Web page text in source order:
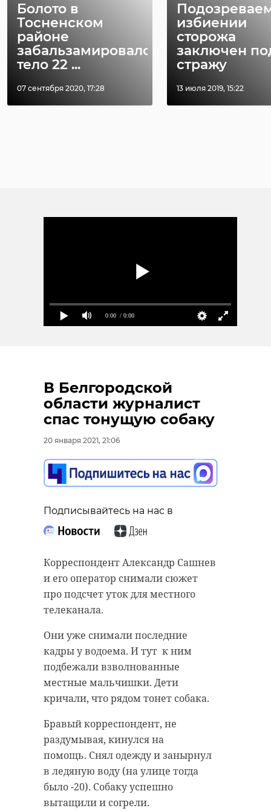
Болото в
Тосненском
районе
забальзамировало
тело 22 ...
07 сентября 2020, 17:28
избиении
сторожа
заключен
стражу
13 июля 2019, 15:22
0:00 / 0:00
В Белгородской
области журналист
спас тонущую собаку
20 января 2021, 21:06
Подписывайтесь на нас в
Корреспондент Александр Сашнев
и его оператор снимали сюжет
про подсчет уток для местного
телеканала.
Они уже снимали последние
кадры у водоема. И тут к ним
подбежали взволнованные
местные мальчишки. Дети
кричали, что рядом тонет собака.
Бравый корреспондент, не
раздумывая, кинулся на
помощь. Снял одежду и занырнул
в ледяную воду (на улице тогда
было -20). Собаку успешно
вытащили и согрели.